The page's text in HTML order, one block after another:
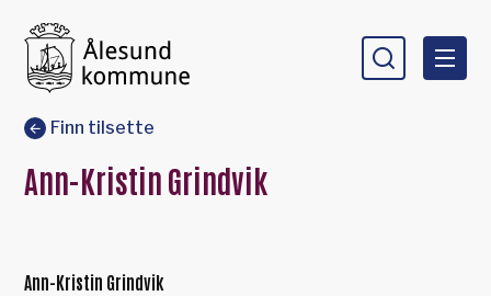
Du er her:
Finn tilsette
Ann-Kristin Grindvik
Ann-Kristin Grindvik